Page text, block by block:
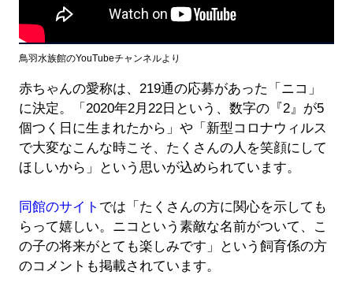
鳥羽水族館のYouTubeチャンネルより
赤ちゃんの愛称は、219通の応募があった「ニコ」
に決定。「2020年2月22日という、数字の『2』が5
個つく日に生まれたから」や「新型コロナウィルス
で大変なこんな時こそ、たくさんの人を笑顔にして
ほしいから」という思いが込められています。
同館のサイト では「たくさんの方に関心を示しても
らって嬉しい。ニコという素敵な名前がついて、こ
の子の将来がとても楽しみです」という飼育係の方
のコメントも掲載されています。